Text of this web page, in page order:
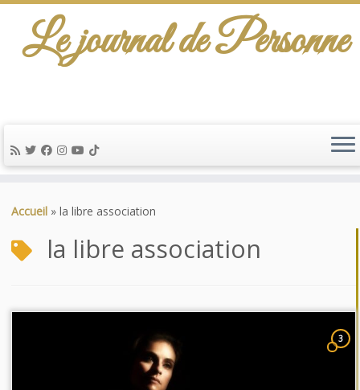
au
Le journal de Personne
Accueil » la libre association
la libre association
3